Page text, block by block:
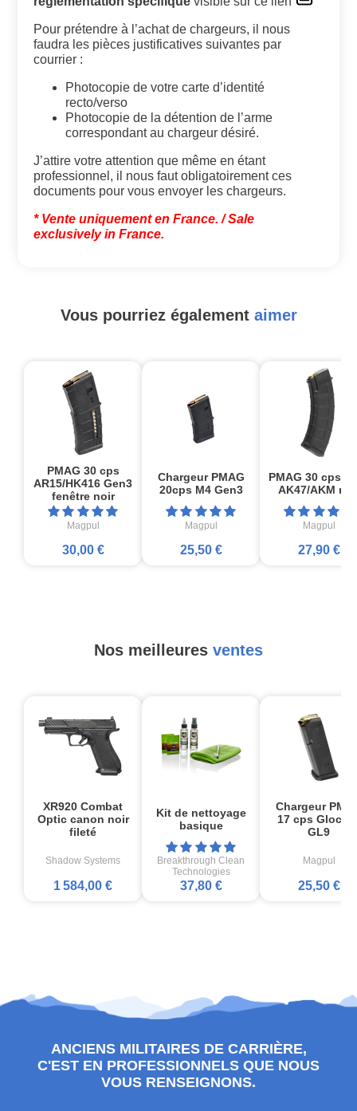
Pour prétendre à l’achat de chargeurs, il nous
faudra les pièces justificatives suivantes par
courrier :
Photocopie de votre carte d’identité
recto/verso
Photocopie de la détention de l’arme
correspondant au chargeur désiré.
J’attire votre attention que même en étant
professionnel, il nous faut obligatoirement ces
documents pour vous envoyer les chargeurs.
* Vente uniquement en France. / Sale
exclusively in France.
Vous pourriez également aimer
PMAG 30 cps
AR15/HK416 Gen3
fenêtre noir
Magpul
30,00 €
Chargeur PMAG
20cps M4 Gen3
Magpul
25,50 €
PMAG 30 cps
AK47/AKM
Magpul
27,90 €
Nos meilleures ventes
XR920 Combat
Optic canon noir
fileté
Shadow Systems
1 584,00 €
Kit de nettoyage
basique
Breakthrough Clean
Technologies
37,80 €
Chargeur
17 cps
GL9
Magpul
25,50 €
ANCIENS MILITAIRES DE CARRIÈRE,
C'EST EN PROFESSIONNELS QUE NOUS
VOUS RENSEIGNONS.